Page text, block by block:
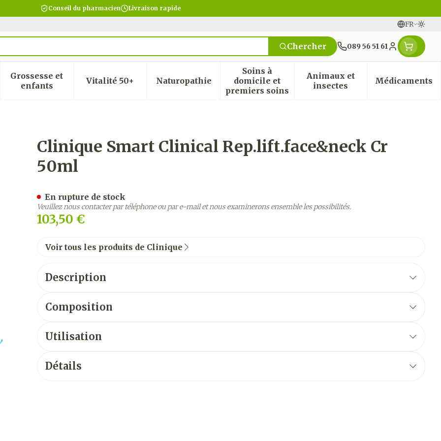
Conseil du pharmacien Livraison rapide
FR
Langues
Chercher 089 56 51 61
Menu client
catégorie Beauté, soins et hygiène
sous-menu pour la catégorie Régime, alimentation & vitamines
Grossesse et
enfantsAfficher le sous-menu pour la catégorie Grossesse et enfants
Vitalité 50+Afficher le sous-menu pour la catégorie Vitalité 50+
NaturopathieAfficher le sous-menu pour la catégorie Naturopathie
Soins à
domicile et
premiers soins
Afficher le sous-menu pour la catégorie
Animaux et
insectesAfficher le sous-menu
Médicaments
Afficher
Cr 50ml
Clinique Smart Clinical Rep.lift.face&neck Cr
50ml
103,50 €
En rupture de stock
Veuillez nous contacter par téléphone ou par e-mail et nous examinerons ensemble les possibilités.
Voir tous les produits de Clinique
Description
Composition
Utilisation
Détails